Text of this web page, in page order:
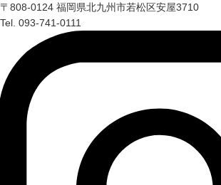
〒808-0124 福岡県北九州市若松区安屋3710
Tel. 093-741-0111